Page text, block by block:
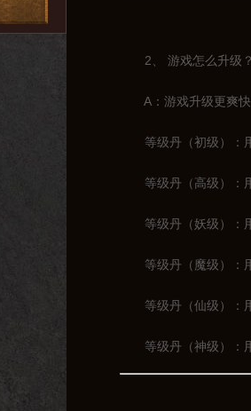
2、 游戏怎么升级
A：游戏升级更爽快
等级丹（初级）：
等级丹（高级）：
等级丹（妖级）：
等级丹（魔级）：
等级丹（仙级）：
等级丹（神级）：